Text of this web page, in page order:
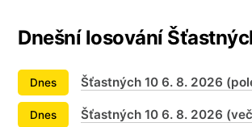
Dnešní losování
Dnes Šťastných 10 6. 8. 2026
Dnes Šťastných 10 6. 8. 2026